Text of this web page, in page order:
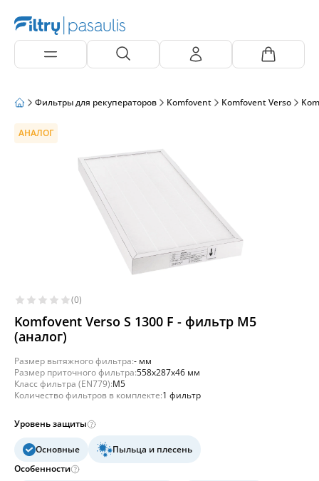
Фильтры для рекуператоров Komfovent Komfovent Verso
АНАЛОГ
(0)
Komfovent Verso S 1300 F - фильтр M5
(аналог)
Размер вытяжного фильтра:- мм
Размер приточного фильтра:558x287x46 мм
Класс фильтра (EN779):M5
Количество фильтров в комплекте:1 фильтр
Уровень защиты
Основные
Пыльца и плесень
Особенности